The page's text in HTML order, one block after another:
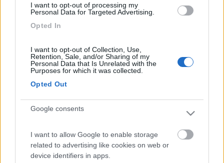
I want to opt-out of processing my
Personal Data for Targeted Advertising.
Opted In
I want to opt-out of Collection, Use,
Retention, Sale, and/or Sharing of my
Personal Data that Is Unrelated with the
Purposes for which it was collected.
Opted Out
Google consents
I want to allow Google to enable storage
related to advertising like cookies on web or
device identifiers in apps.
hanno il problema del surriscaldamento e della pressione del
olio che sotto stress lo buttano fuori dallo sfiato, ma io ho un
8140.47 e non so se funziona nello stesso modo. Macchie d'olio
ho viste.
hifimania
13
Il motore gira regolare e non fuma blu, solo grigio o nero.
Martedi lo porto in officina a fare un tagliando e faccio misurare
la compressione dei cilindri non vorrei che ci sia qualche fascia
incollata, ma dovrebbe fumare o borbottare in questo caso.
hifimania